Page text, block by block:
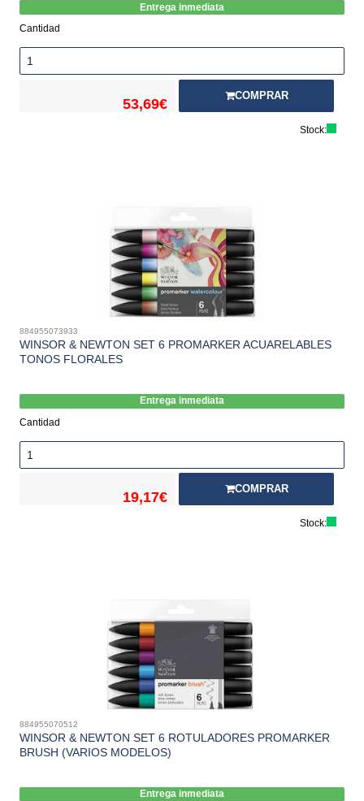
Entrega inmediata
Cantidad
53,69€
COMPRAR
Stock:
884955073933
WINSOR & NEWTON SET 6 PROMARKER ACUARELABLES
TONOS FLORALES
Entrega inmediata
Cantidad
19,17€
COMPRAR
Stock:
884955070512
WINSOR & NEWTON SET 6 ROTULADORES PROMARKER
BRUSH (VARIOS MODELOS)
Entrega inmediata